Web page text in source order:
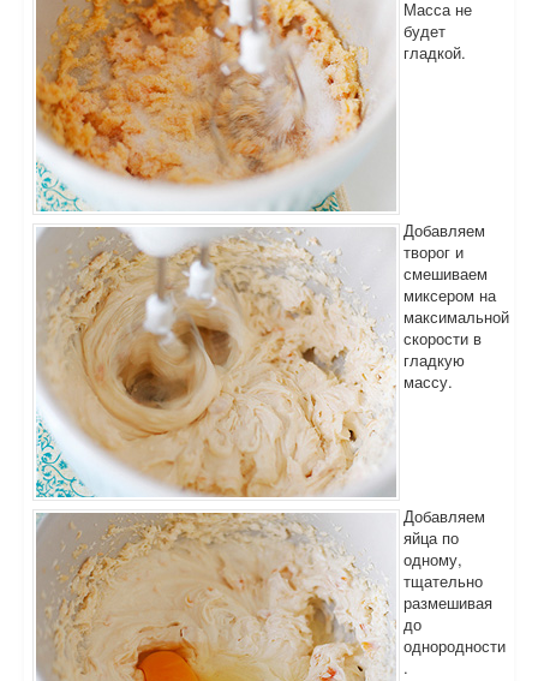
Масса не
будет
гладкой.
Добавляем
творог и
смешиваем
миксером на
максимальной
скорости в
гладкую
массу.
Добавляем
яйца по
одному,
тщательно
размешивая
до
однородности
.